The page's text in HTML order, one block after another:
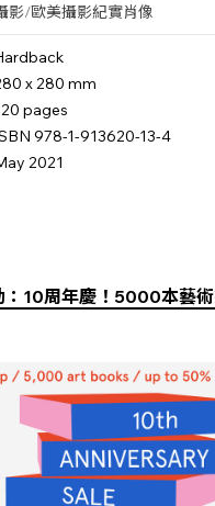
影/歐美攝影紀實肖像
x 280 mm
pages
978-1-913620-13-4
2021
：10周年慶！5000本藝